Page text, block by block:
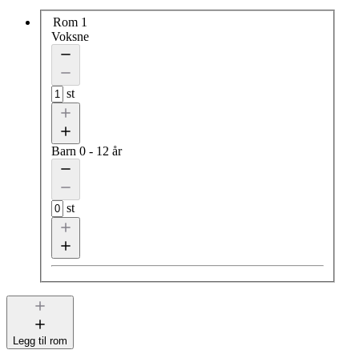
Rom 1
Voksne
st
Barn 0 - 12 år
st
Legg til rom